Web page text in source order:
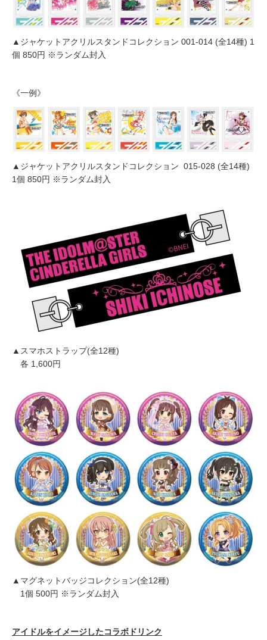
▲ジャケットアクリルスタンドコレクション 001-014 (全14種) 1
個 850円 ※ランダム封入
《一例》
▲ジャケットアクリルスタンドコレクション 015-028 (全14種)
1個 850円 ※ランダム封入
▲スマホストラップ(全12種)
各 1,600円
▲マグネットバッジコレクション(全12種)
1個 500円 ※ランダム封入
アイドルをイメージしたコラボドリンク